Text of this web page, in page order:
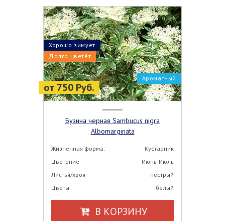
от 750 Руб.
Ароматный
Долго цветёт
Хорошо зимует
Бузина черная Sambucus nigra
Albomarginata
Жизненная форма:
Кустарник
Цветение
Июнь-Июль
Листья/хвоя
пестрый
Цветы
белый
В КОРЗИНУ